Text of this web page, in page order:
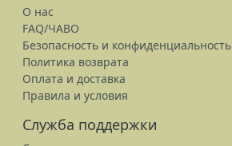
О нас
FAQ/ЧАВО
Безопасность и конфиденциальность
Политика возврата
Оплата и доставка
Правила и условия
Служба поддержки